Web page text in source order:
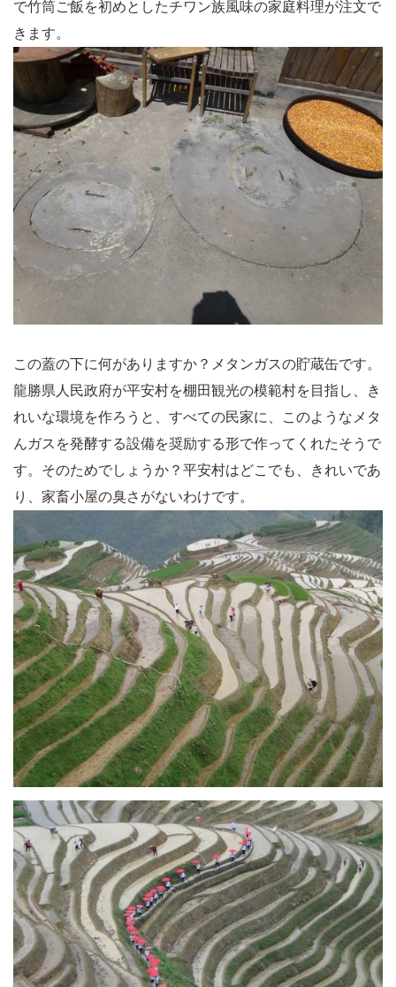
で竹筒ご飯を初めとしたチワン族風味の家庭料理が注文で
きます。
この蓋の下に何がありますか？メタンガスの貯蔵缶です。
龍勝県人民政府が平安村を棚田観光の模範村を目指し、き
れいな環境を作ろうと、すべての民家に、このようなメタ
んガスを発酵する設備を奨励する形で作ってくれたそうで
す。そのためでしょうか？平安村はどこでも、きれいであ
り、家畜小屋の臭さがないわけです。